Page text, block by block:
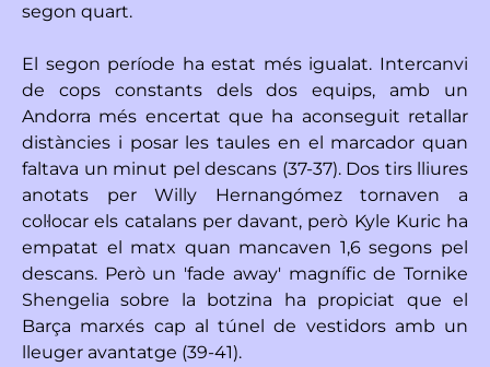
segon quart.
El segon període ha estat més igualat. Intercanvi
de cops constants dels dos equips, amb un
Andorra més encertat que ha aconseguit retallar
distàncies i posar les taules en el marcador quan
faltava un minut pel descans (37-37). Dos tirs lliures
anotats per Willy Hernangómez tornaven a
col·locar els catalans per davant, però Kyle Kuric ha
empatat el matx quan mancaven 1,6 segons pel
descans. Però un 'fade away' magnífic de Tornike
Shengelia sobre la botzina ha propiciat que el
Barça marxés cap al túnel de vestidors amb un
lleuger avantatge (39-41).